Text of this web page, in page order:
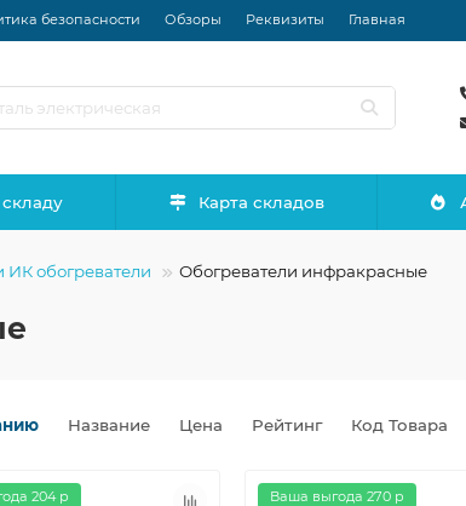
безопасности Обзоры Реквизиты Главная
Карта складов
ИК обогреватели Обогреватели инфракрасные
Название Цена Рейтинг Код Товара
204 р Ваша выгода 270 р